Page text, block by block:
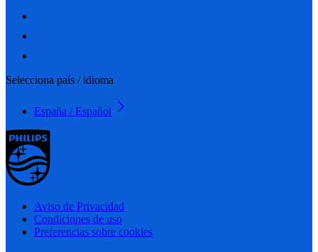
Selecciona país / idioma
España / Español
Aviso de Privacidad
Condiciones de uso
Preferencias sobre cookies